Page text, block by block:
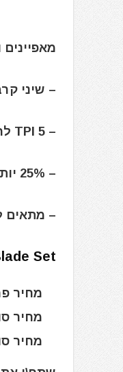
מאפיינים
– שיני
– 5 TPI לחיתוך מהיר ואגרסיבי
– 25% יותר קרביד לכל שן לחוזק ועמידות משופרים
– מתאים
Set –
מחיר
מחיר
מחיר